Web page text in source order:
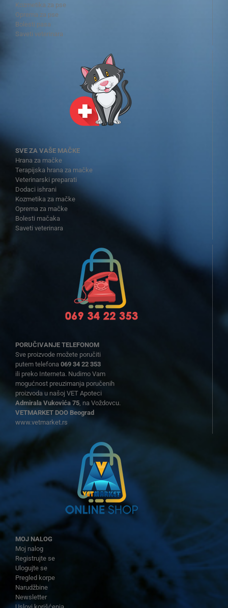
Kozmetika za pse
Oprema za pse
Bolesti pasa
Saveti veterinara
SVE ZA VAŠE MAČKE
Hrana za mačke
Terapijska hrana za mačke
Veterinarski preparati
Dodaci ishrani
Kozmetika za mačke
Oprema za mačke
Bolesti mačaka
Saveti veterinara
PORUČIVANJE TELEFONOM
Sve proizvode možete poručiti
putem telefona 069 34 22 353
ili preko Interneta. Nudimo Vam
mogućnost preuzimanja poručenih
proizvoda u našoj VET Apoteci
Admirala Vukovića 75, na Voždovcu.
VETMARKET DOO Beograd
www.vetmarket.rs
MOJ NALOG
Moj nalog
Registrujte se
Ulogujte se
Pregled korpe
Narudžbine
Newsletter